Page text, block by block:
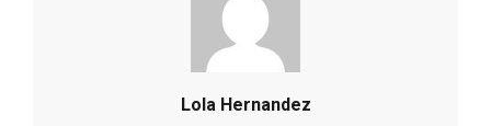
Lola Hernandez